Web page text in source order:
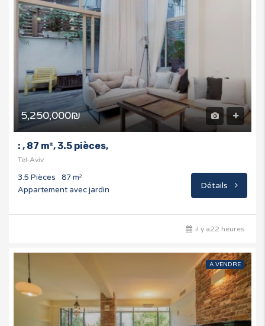
5,250,000₪
: , 87 m², 3.5 pièces,
Tel-Aviv
3.5 Pièces
87 m²
Appartement avec jardin
Détails
il y a22 heures
A VENDRE